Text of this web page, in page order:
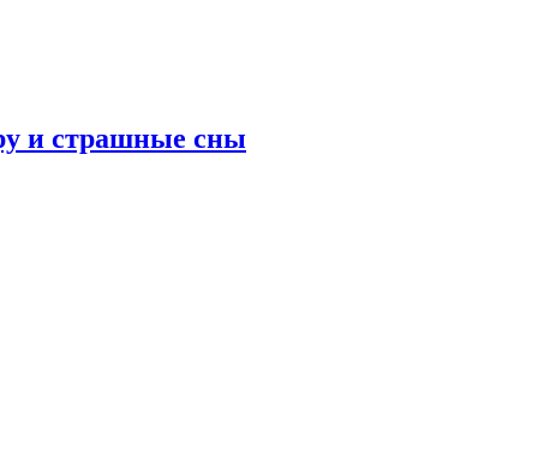
и страшные сны